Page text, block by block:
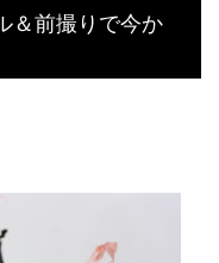
＆前撮りで今か